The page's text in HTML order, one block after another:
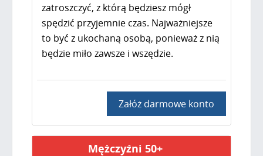
zatroszczyć, z którą będziesz mógł
spędzić przyjemnie czas. Najważniejsze
to być z ukochaną osobą, ponieważ z nią
będzie miło zawsze i wszędzie.
Załóż darmowe konto
Mężczyźni 50+